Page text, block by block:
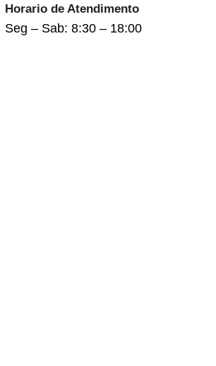
Horario de Atendimento
Seg – Sab: 8:30 – 18:00